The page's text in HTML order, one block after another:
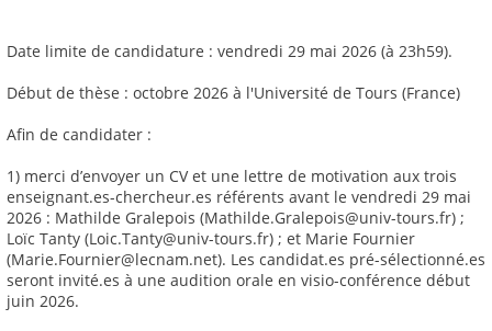
Date limite de candidature : vendredi 29 mai 2026 (à 23h59).
Début de thèse : octobre 2026 à l'Université de Tours (France)
Afin de candidater :
1) merci d’envoyer un CV et une lettre de motivation aux trois
enseignant.es-chercheur.es référents avant le vendredi 29 mai
2026 : Mathilde Gralepois (Mathilde.Gralepois@univ-tours.fr) ;
Loïc Tanty (Loic.Tanty@univ-tours.fr) ; et Marie Fournier
(Marie.Fournier@lecnam.net). Les candidat.es pré-sélectionné.es
seront invité.es à une audition orale en visio-conférence début
juin 2026.